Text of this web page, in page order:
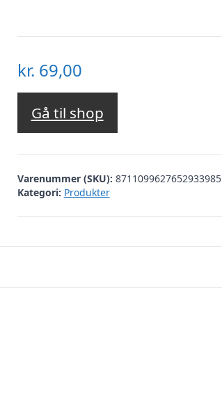
kr. 69,00
Gå til shop
Varenummer (SKU): 8711099627652933985
Kategori: Produkter